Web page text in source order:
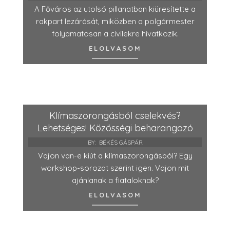
A Főváros az utolsó pillanatban kiüresítette a
rakpart lezárását, miközben a polgármester
folyamatosan a civilekre hivatkozik.
ELOLVASOM
Klímaszorongásból cselekvés?
Lehetséges! Közösségi beharangozó
BY: BÉKÉS GÁSPÁR
Vajon van-e kiút a klímaszorongásból? Egy
workshop-sorozat szerint igen. Vajon mit
ajánlanak a fiataloknak?
ELOLVASOM